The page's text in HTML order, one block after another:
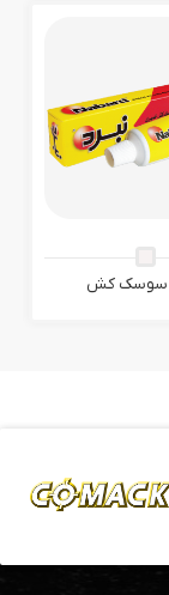
سوسک کش